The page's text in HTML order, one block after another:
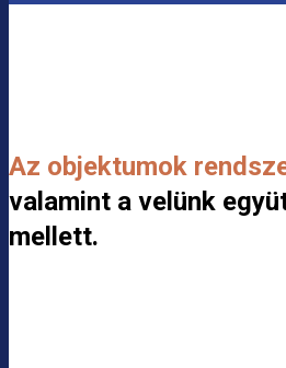
Az objektumok
valamint a velünk
mellett.